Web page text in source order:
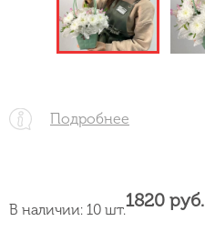
Подробнее
В наличии: 10 шт.1820 руб.